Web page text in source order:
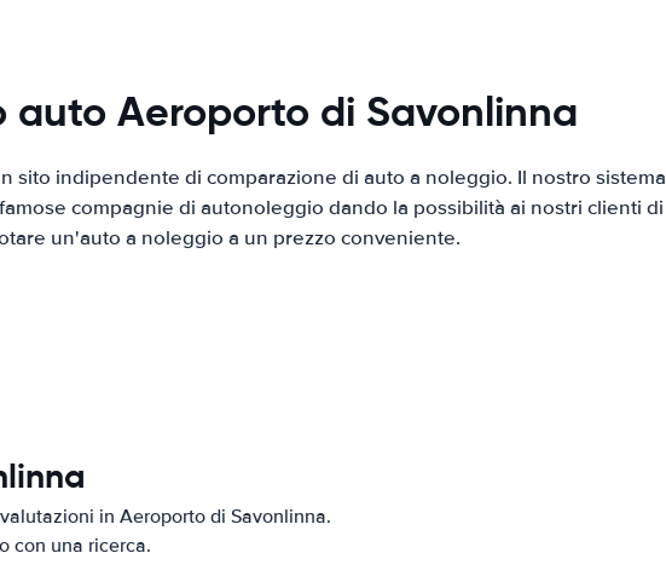
auto Aeroporto di Savonlinna
sito indipendente di comparazione di auto a noleggio. Il nostro sistema
compagnie di autonoleggio dando la possibilità ai nostri clienti di
un'auto a noleggio a un prezzo conveniente.
in Aeroporto di Savonlinna.
con una ricerca.